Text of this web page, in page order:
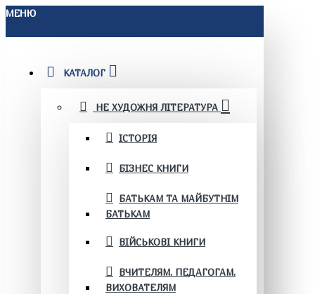
МЕНЮ
КАТАЛОГ
НЕ ХУДОЖНЯ ЛІТЕРАТУРА
ІСТОРІЯ
БІЗНЕС КНИГИ
БАТЬКАМ ТА МАЙБУТНІМ
БАТЬКАМ
ВІЙСЬКОВІ КНИГИ
ВЧИТЕЛЯМ. ПЕДАГОГАМ.
ВИХОВАТЕЛЯМ